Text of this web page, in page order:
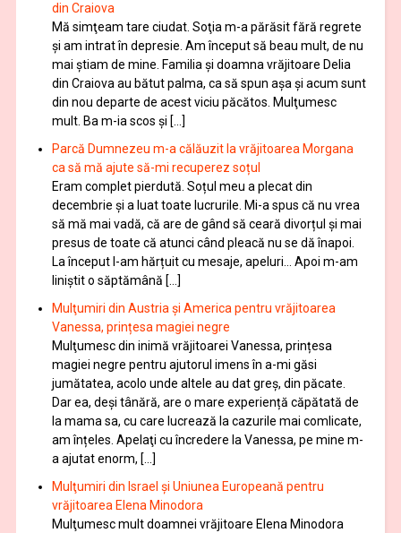
din Craiova
Mă simţeam tare ciudat. Soţia m-a părăsit fără regrete
şi am intrat în depresie. Am început să beau mult, de nu
mai știam de mine. Familia şi doamna vrăjitoare Delia
din Craiova au bătut palma, ca să spun aşa şi acum sunt
din nou departe de acest viciu păcătos. Mulţumesc
mult. Ba m-ia scos și […]
Parcă Dumnezeu m-a călăuzit la vrăjitoarea Morgana
ca să mă ajute să-mi recuperez soțul
Eram complet pierdută. Soțul meu a plecat din
decembrie și a luat toate lucrurile. Mi-a spus că nu vrea
să mă mai vadă, că are de gând să ceară divorțul și mai
presus de toate că atunci când pleacă nu se dă înapoi.
La început l-am hărțuit cu mesaje, apeluri… Apoi m-am
liniștit o săptămână […]
Mulţumiri din Austria și America pentru vrăjitoarea
Vanessa, prințesa magiei negre
Mulţumesc din inimă vrăjitoarei Vanessa, prințesa
magiei negre pentru ajutorul imens în a-mi găsi
jumătatea, acolo unde altele au dat greș, din păcate.
Dar ea, deși tânără, are o mare experiență căpătată de
la mama sa, cu care lucrează la cazurile mai comlicate,
am înțeles. Apelaţi cu încredere la Vanessa, pe mine m-
a ajutat enorm, […]
Mulţumiri din Israel și Uniunea Europeană pentru
vrăjitoarea Elena Minodora
Mulţumesc mult doamnei vrăjitoare Elena Minodora